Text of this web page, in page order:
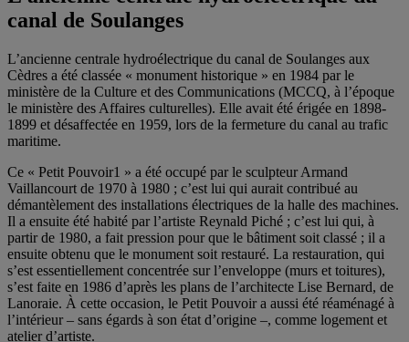
canal de Soulanges
L’ancienne centrale hydroélectrique du canal de Soulanges aux
Cèdres a été classée « monument historique » en 1984 par le
ministère de la Culture et des Communications (MCCQ, à l’époque
le ministère des Affaires culturelles). Elle avait été érigée en 1898-
1899 et désaffectée en 1959, lors de la fermeture du canal au trafic
maritime.
Ce « Petit Pouvoir1 » a été occupé par le sculpteur Armand
Vaillancourt de 1970 à 1980 ; c’est lui qui aurait contribué au
démantèlement des installations électriques de la halle des machines.
Il a ensuite été habité par l’artiste Reynald Piché ; c’est lui qui, à
partir de 1980, a fait pression pour que le bâtiment soit classé ; il a
ensuite obtenu que le monument soit restauré. La restauration, qui
s’est essentiellement concentrée sur l’enveloppe (murs et toitures),
s’est faite en 1986 d’après les plans de l’architecte Lise Bernard, de
Lanoraie. À cette occasion, le Petit Pouvoir a aussi été réaménagé à
l’intérieur – sans égards à son état d’origine –, comme logement et
atelier d’artiste.